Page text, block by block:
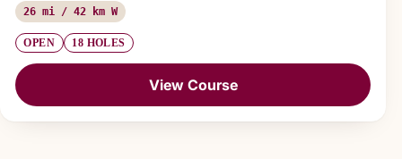
26 mi / 42 km W
OPEN 18 HOLES
View Course